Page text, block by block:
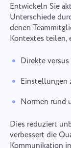
Entwickeln Sie
Unterschiede
denen
Kontextes teilen,
Direkte
Einstellungen
Normen rund
Dies reduziert
verbessert die
Kommunikation